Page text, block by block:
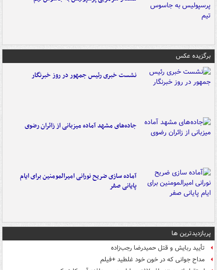
برگزیده عکس
نشست خبری رئیس جمهور در روز خبرنگار
جاده‌های مشهد آماده میزبانی از زائران رضوی
آماده سازی ضریح نورانی امیرالمومنین برای ایام
پایانی صفر
پربازدیدترین ها
تأیید ربایش و قتل حمیدرضا رجب‌زاده
مداح جوانی که در خون خود غلطید +فیلم